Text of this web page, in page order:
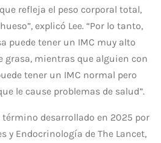
refleja el peso corporal total,
explicó Lee. “Por lo tanto,
puede tener un IMC muy alto
grasa, mientras que alguien con
tener un IMC normal pero
le cause problemas de salud”.
desarrollado en 2025 por
y Endocrinología de The Lancet,